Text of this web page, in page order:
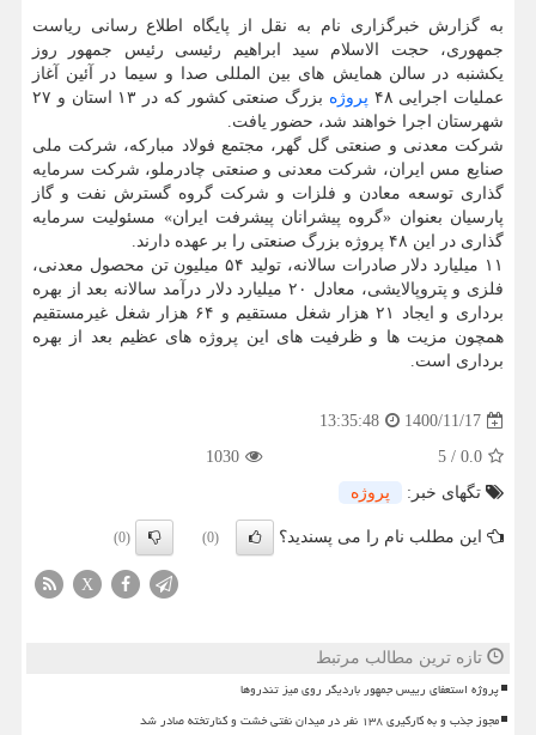
به گزارش خبرگزاری نام به نقل از پایگاه اطلاع رسانی ریاست
جمهوری، حجت الاسلام سید ابراهیم رئیسی رئیس جمهور روز
یکشنبه در سالن همایش های بین المللی صدا و سیما در آئین آغاز
عملیات اجرایی ۴۸
پروژه
بزرگ صنعتی کشور که در ۱۳ استان و ۲۷
شهرستان اجرا خواهند شد، حضور یافت.
شرکت معدنی و صنعتی گل گهر، مجتمع فولاد مبارکه، شرکت ملی
صنایع مس ایران، شرکت معدنی و صنعتی چادرملو، شرکت سرمایه
گذاری توسعه معادن و فلزات و شرکت گروه گسترش نفت و گاز
پارسیان بعنوان «گروه پیشرانان پیشرفت ایران» مسئولیت سرمایه
گذاری در این ۴۸ پروژه بزرگ صنعتی را بر عهده دارند.
۱۱ میلیارد دلار صادرات سالانه، تولید ۵۴ میلیون تن محصول معدنی،
فلزی و پتروپالایشی، معادل ۲۰ میلیارد دلار درآمد سالانه بعد از بهره
برداری و ایجاد ۲۱ هزار شغل مستقیم و ۶۴ هزار شغل غیرمستقیم
همچون مزیت ها و ظرفیت های این پروژه های عظیم بعد از بهره
برداری است.
1400/11/17
13:35:48
0.0
/
5
1030
تگهای خبر:
پروژه
این مطلب نام را می پسندید؟ (0)
(0)
X
تازه ترین مطالب مرتبط
پروژه استعفای رییس جمهور باردیگر روی میز تندروها
مجوز جذب و به کارگیری ۱۳۸ نفر در میدان نفتی خشت و کنارتخته صادر شد